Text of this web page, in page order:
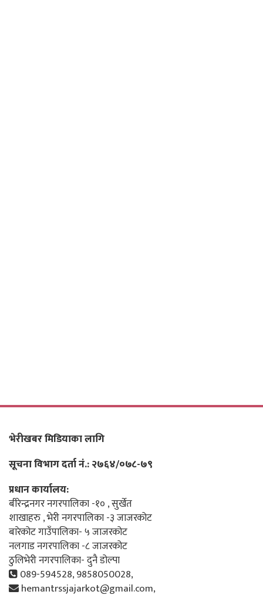
भेरीखबर मिडियाका लागि
सूचना विभाग दर्ता नं.: २७६४/०७८-७९
प्रधान कार्यालय:
बीरेन्द्रनगर नगरपालिका -१० , सुर्खेत
शाखाहरु , भेरी नगरपालिका -३ जाजरकोट
बारेकोट गाउँपालिका- ५ जाजरकोट
नलगाड नगरपालिका -८ जाजरकोट
ठुलिभेरी नगरपालिका- दुनै डोल्पा
089-594528, 9858050028,
hemantrssjajarkot@gmail.com,